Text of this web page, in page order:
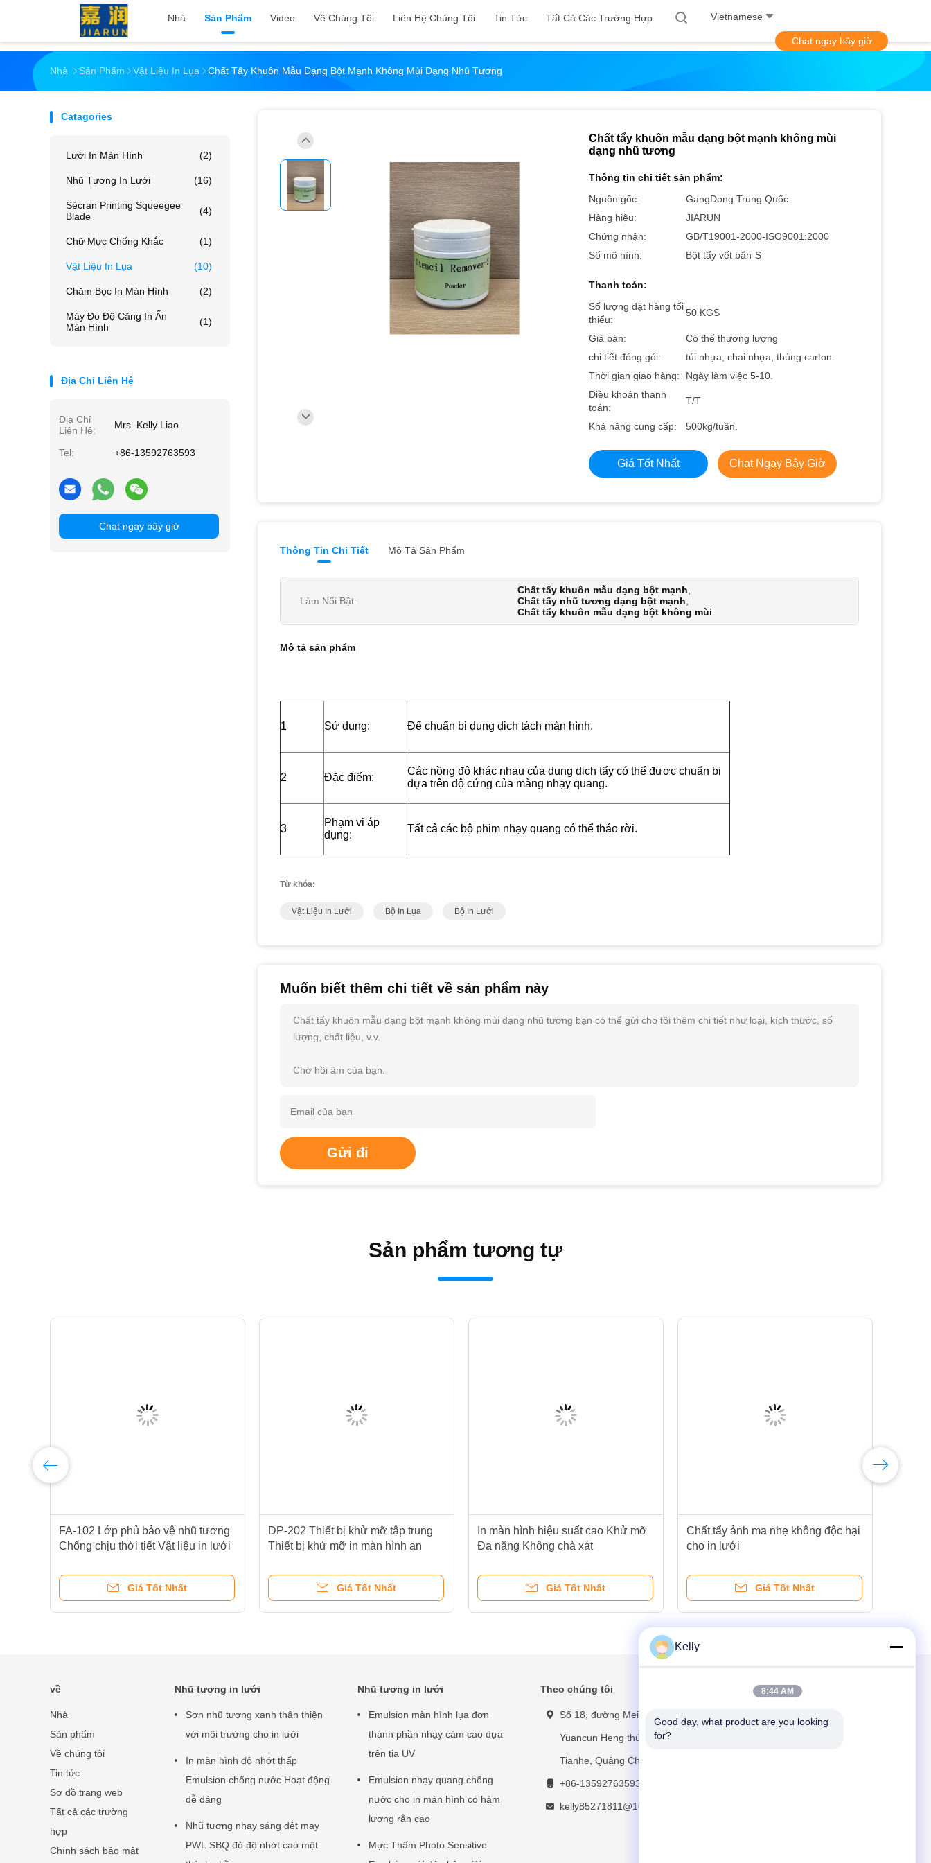
Nhà Sản Phẩm Video Về Chúng Tôi Liên Hệ Chúng Tôi Tin Tức Tất Cả Các Trường Hợp Vietnamese
Chat ngay bây giờ
Nhà Sản Phẩm Vật Liệu In Lụa Chất Tẩy Khuôn Mẫu Dạng Bột Mạnh Không Mùi Dạng Nhũ Tương
Catagories
Lưới In Màn Hình (2)
Nhũ Tương In Lưới (16)
Sécran Printing Squeegee
Blade
(4)
Chữ Mực Chống Khắc (1)
Vật Liệu In Lụa (10)
Chăm Bọc In Màn Hình (2)
Máy Đo Độ Căng In Ấn
Màn Hình
(1)
Địa Chỉ Liên Hệ
Địa Chỉ
Liên Hệ:
Mrs. Kelly Liao
Tel: +86-13592763593
Chat ngay bây giờ
Chất tẩy khuôn mẫu dạng bột mạnh không mùi
dạng nhũ tương
Thông tin chi tiết sản phẩm:
Nguồn gốc:
GangDong Trung Quốc.
Hàng hiệu:
JIARUN
Chứng nhận:
GB/T19001-2000-ISO9001:2000
Số mô hình:
Bột tẩy vết bẩn-S
Thanh toán:
Số lượng đặt hàng tối
thiểu:
50 KGS
Giá bán:
Có thể thương lượng
chi tiết đóng gói:
túi nhựa, chai nhựa, thùng carton.
Thời gian giao hàng:
Ngày làm việc 5-10.
Điều khoản thanh
toán:
T/T
Khả năng cung cấp: 500kg/tuần.
Giá Tốt Nhất Chat Ngay Bây Giờ
Thông Tin Chi Tiết Mô Tả Sản Phẩm
Làm Nổi Bật:
Chất tẩy khuôn mẫu dạng bột mạnh,
Chất tẩy nhũ tương dạng bột mạnh,
Chất tẩy khuôn mẫu dạng bột không mùi
Mô tả sản phẩm
1 Sử dụng: Để chuẩn bị dung dịch tách màn hình.
2 Đặc điểm:
Các nồng độ khác nhau của dung dịch tẩy có thể được chuẩn bị
dựa trên độ cứng của màng nhạy quang.
3
Phạm vi áp
dụng:
Tất cả các bộ phim nhạy quang có thể tháo rời.
Từ khóa:
Vật Liệu In Lưới Bộ In Lụa Bộ In Lưới
Muốn biết thêm chi tiết về sản phẩm này
Chất tẩy khuôn mẫu dạng bột mạnh không mùi dạng nhũ tương bạn có thể gửi cho tôi thêm chi tiết như loại, kích thước, số
lượng, chất liệu, v.v.
Chờ hồi âm của bạn.
Gửi đi
Sản phẩm tương tự
FA-102 Lớp phủ bảo vệ nhũ tương
Chống chịu thời tiết Vật liệu in lưới
Giá Tốt Nhất
DP-202 Thiết bị khử mỡ tập trung
Thiết bị khử mỡ in màn hình an
Giá Tốt Nhất
In màn hình hiệu suất cao Khử mỡ
Đa năng Không chà xát
Giá Tốt Nhất
Chất tẩy ảnh ma nhẹ không độc hại
cho in lưới
Giá Tốt Nhất
về
Nhà
Sản phẩm
Về chúng tôi
Tin tức
Sơ đồ trang web
Tất cả các trường
hợp
Chính sách bảo mật
Nhũ tương in lưới
Sơn nhũ tương xanh thân thiện
với môi trường cho in lưới
In màn hình độ nhớt thấp
Emulsion chống nước Hoạt động
dễ dàng
Nhũ tương nhạy sáng dệt may
PWL SBQ đỏ độ nhớt cao một
Nhũ tương in lưới
Emulsion màn hình lụa đơn
thành phần nhạy cảm cao dựa
trên tia UV
Emulsion nhạy quang chống
nước cho in màn hình có hàm
lượng rắn cao
Mực Thấm Photo Sensitive
Theo chúng tôi
Số 18, đường Meilin, đường
Yuancun Heng thứ tư, quận
Tianhe, Quảng Châu
+86-13592763593
kelly85271811@163.com
Gửi thư cho chúng tôi
Kelly
8:44 AM
Good day, what product are you looking
for?